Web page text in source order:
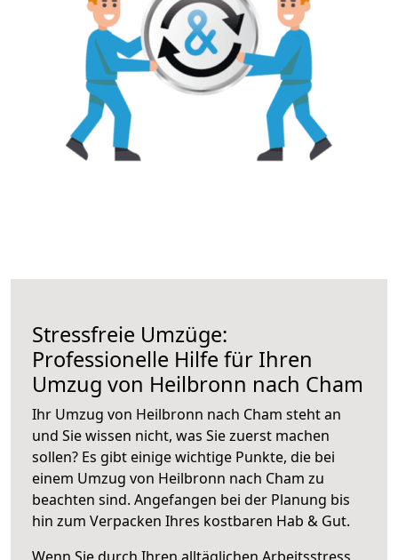
Stressfreie Umzüge:
Professionelle Hilfe für Ihren
Umzug von Heilbronn nach Cham
Ihr Umzug von Heilbronn nach Cham steht an
und Sie wissen nicht, was Sie zuerst machen
sollen? Es gibt einige wichtige Punkte, die bei
einem Umzug von Heilbronn nach Cham zu
beachten sind. Angefangen bei der Planung bis
hin zum Verpacken Ihres kostbaren Hab & Gut.